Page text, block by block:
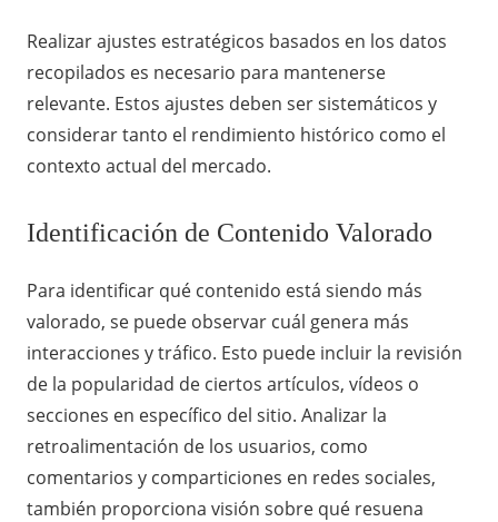
Realizar ajustes estratégicos basados en los datos
recopilados es necesario para mantenerse
relevante. Estos ajustes deben ser sistemáticos y
considerar tanto el rendimiento histórico como el
contexto actual del mercado.
Identificación de Contenido Valorado
Para identificar qué contenido está siendo más
valorado, se puede observar cuál genera más
interacciones y tráfico. Esto puede incluir la revisión
de la popularidad de ciertos artículos, vídeos o
secciones en específico del sitio. Analizar la
retroalimentación de los usuarios, como
comentarios y comparticiones en redes sociales,
también proporciona visión sobre qué resuena